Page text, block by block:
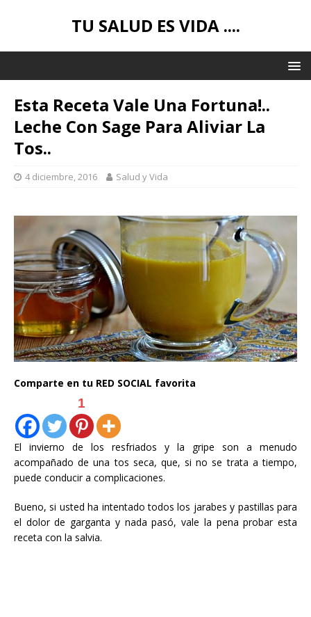
TU SALUD ES VIDA ....
Esta Receta Vale Una Fortuna!..
Leche Con Sage Para Aliviar La
Tos..
4 diciembre, 2016 Salud y Vida
Comparte en tu RED SOCIAL favorita
1
El invierno de los resfriados y la gripe son a menudo
acompañado de una tos seca, que, si no se trata a tiempo,
puede conducir a complicaciones.
Bueno, si usted ha intentado todos los jarabes y pastillas para
el dolor de garganta y nada pasó, vale la pena probar esta
receta con la salvia.